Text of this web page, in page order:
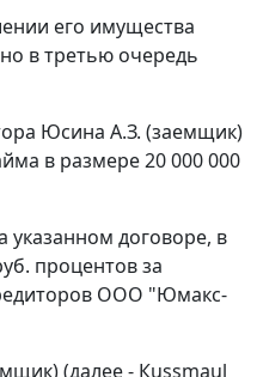
его имущества
в третью очередь
Юсина А.З. (заемщик)
в размере 20 000 000
указанном договоре, в
процентов за
ООО "Юмакс-
(далее - Кussmaul